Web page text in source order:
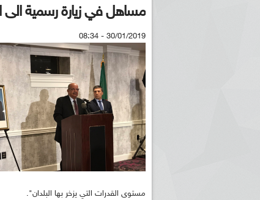
مساهل في زيارة رسمية الى
30/01/2019 - 08:34
مستوى القدرات التي يزخر بها البلدان".